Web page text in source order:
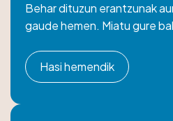
Behar dituzun erantzunak
gaude hemen. Miatu gure
Hasi hemendik